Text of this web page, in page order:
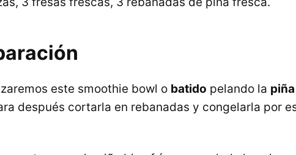
este smoothie bowl o batido pelando la piña
después cortarla en rebanadas y congelarla por